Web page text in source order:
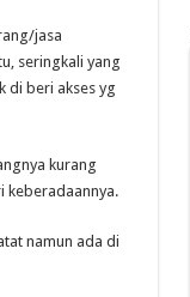
jasa
seringkali yang
di beri akses yg
kurang
keberadaannya.
namun ada di